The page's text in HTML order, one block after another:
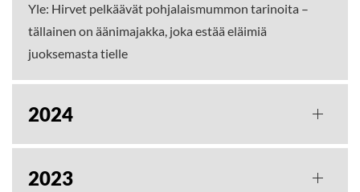
Yle: Hirvet pelkäävät pohjalaismummon tarinoita –
tällainen on äänimajakka, joka estää eläimiä
juoksemasta tielle
2024
2023